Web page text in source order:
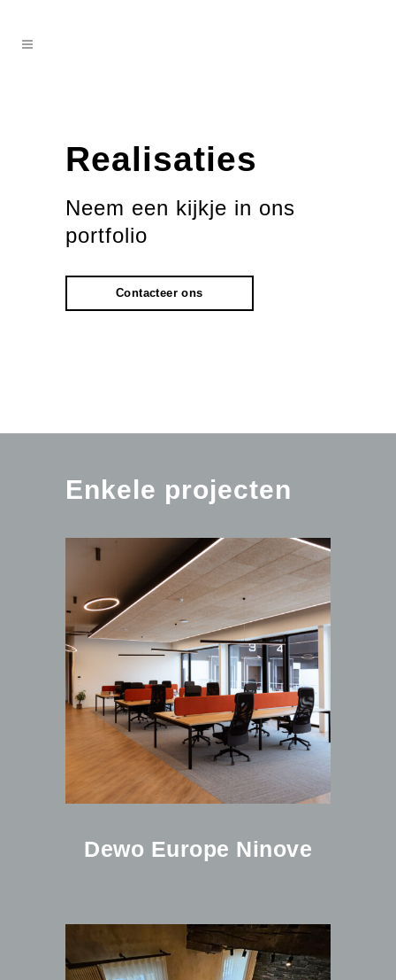
Realisaties
Neem een kijkje in ons
portfolio
Contacteer ons
Enkele projecten
Dewo Europe Ninove